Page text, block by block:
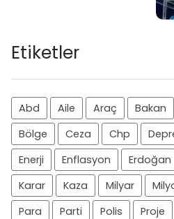
Etiketler
Abd Aile Araç Bakan
Bölge
Ceza Chp
Enerji
Enflasyon Erdoğan
Karar
Kaza Milyar
Para
Parti Polis Proje